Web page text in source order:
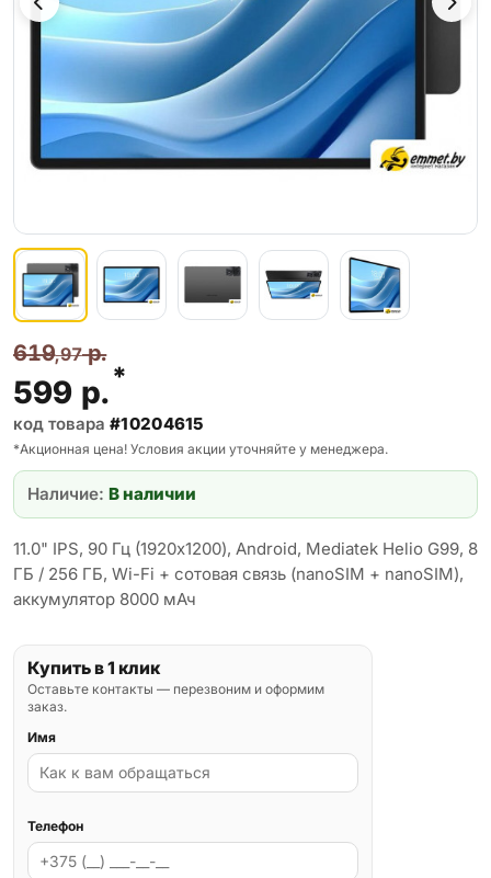
619,97р.
599 р.*
код товара #10204615
*Акционная цена! Условия акции уточняйте у менеджера.
Наличие: В наличии
11.0" IPS, 90 Гц (1920x1200), Android, Mediatek Helio G99, 8
ГБ / 256 ГБ, Wi-Fi + сотовая связь (nanoSIM + nanoSIM),
аккумулятор 8000 мАч
Купить в 1 клик
Оставьте контакты — перезвоним и оформим
заказ.
Имя
Телефон